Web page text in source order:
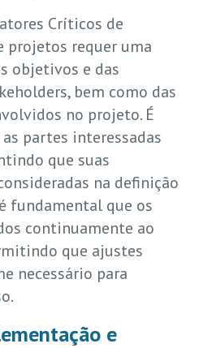
Críticos de
projetos requer uma
objetivos e das
bem como das
no projeto. É
partes interessadas
que suas
na definição
fundamental que os
continuamente ao
que ajustes
necessário para
e